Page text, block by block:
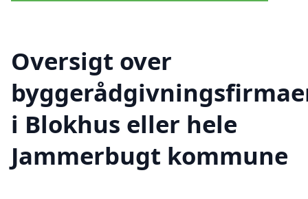
Oversigt over
i Blokhus eller hele
Jammerbugt kommune